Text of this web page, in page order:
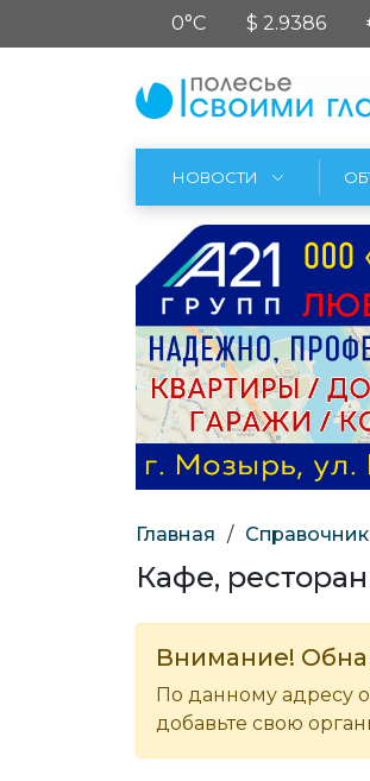
0°C $ 2.9386
НОВОСТИ
Главная / Справочник
Кафе,
Внимание!
По данному адресу
добавьте свою